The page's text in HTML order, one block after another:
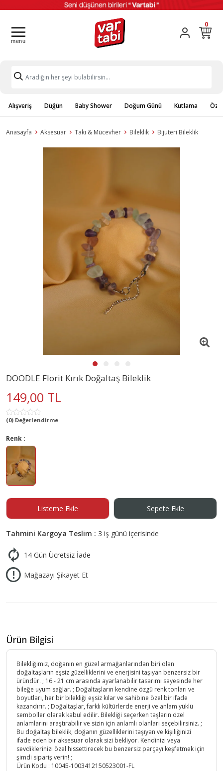
0
Alışveriş Düğün Baby Shower Doğum Günü Kutlama
Anasayfa Aksesuar Takı & Mücevher Bileklik Bijuteri Bileklik
DOODLE Florit Kırık Doğaltaş Bileklik
149,00 TL
(0) Değerlendirme
Renk :
Listeme Ekle Sepete Ekle
Tahmini Kargoya Teslim : 3 iş günü içerisinde
14 Gün Ücretsiz İade
Mağazayı Şikayet Et
Ürün Bilgisi
Bilekliğimiz, doğanın en güzel armağanlarından biri olan
doğaltaşların eşsiz güzelliklerini ve enerjisini taşıyan benzersiz bir
üründür. ; 16 - 21 cm arasında ayarlanabilir tasarımı sayesinde her
bileğe uyum sağlar. ; Doğaltaşların kendine özgü renk tonları ve
boyutları, her bir bilekliği eşsiz kılar ve sahibine özel bir ifade
kazandırır. ; Doğaltaşlar, farklı kültürlerde enerji ve anlam yüklü
semboller olarak kabul edilir. Bilekliği seçerken taşların özel
anlamlarını araştırabilir ve sizin için anlamlı olanları seçebilirsiniz. ;
Bu doğaltaş bileklik, doğanın güzelliklerini taşıyan ve kişiliğinizi
ifade eden bir aksesuar olarak sizi bekliyor. Kendinizi veya
sevdiklerinizi özel hissettirecek bu benzersiz parçayı keşfetmek için
şimdi sipariş verin! ;
Ürün Kodu : 10045-1003412150523001-FL